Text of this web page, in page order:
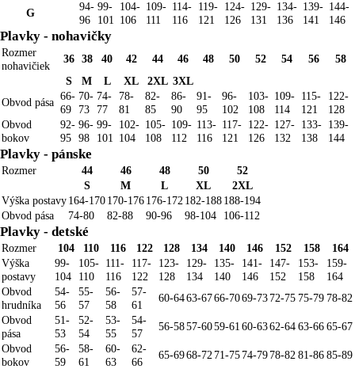
G
94-
96
99-
101
104-
106
109-
111
114-
116
119-
121
124-
126
129-
131
134-
136
139-
141
144-
146
Plavky - nohavičky
Rozmer
nohavičiek
36 38 40 42 44 46 48 50 52 54 56
58
S
M L XL 2XL 3XL
Obvod pása 66-
69
70-
73
74-
77
78-
81
82-
85
86-
90
91-
95
96-
102
103-
108
109-
114
115-
121
122-
128
Obvod
bokov
92-
95
96-
98
99-
101
102-
104
105-
108
109-
112
113-
116
117-
121
122-
126
127-
132
133-
138
139-
144
Plavky - pánske
Rozmer 44 46 48 50
52
S
M L XL
2XL
Výška postavy164-170170-176176-172 182-188188-194
Obvod pása
74-80 82-88 90-96 98-104 106-112
Plavky - detské
Rozmer 104 110 116 122 128 134 140 146 152 158
164
Výška
postavy
99-
104
105-
110
111-
116
117-
122
123-
128
129-
134
135-
140
141-
146
147-
152
153-
158
159-
164
Obvod
hrudníka
54-
56
55-
57
56-
58
57-
61
60-6463-6766-7069-7372-75 75-79 78-82
Obvod
pása
51-
53
52-
54
53-
55
54-
57
56-5857-6059-61 60-6362-6463-6665-67
Obvod
bokov
56-
59
58-
61
60-
63
62-
66
65-6968-72 71-7574-7978-82 81-8685-89